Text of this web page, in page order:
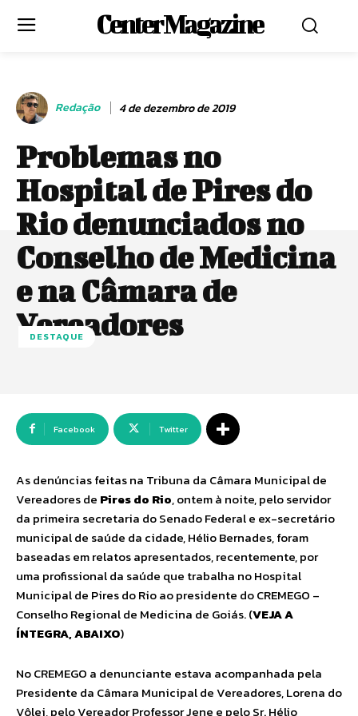
Center Magazine
Redação 4 de dezembro de 2019
Problemas no
Hospital de Pires do
Rio denunciados no
Conselho de Medicina
e na Câmara de
Vereadores
DESTAQUE
Facebook Twitter
As denúncias feitas na Tribuna da Câmara Municipal de
Vereadores de Pires do Rio, ontem à noite, pelo servidor
da primeira secretaria do Senado Federal e ex-secretário
municipal de saúde da cidade, Hélio Bernades, foram
baseadas em relatos apresentados, recentemente, por
uma profissional da saúde que trabalha no Hospital
Municipal de Pires do Rio ao presidente do CREMEGO –
Conselho Regional de Medicina de Goiás. (VEJA A
ÍNTEGRA, ABAIXO)
No CREMEGO a denunciante estava acompanhada pela
Presidente da Câmara Municipal de Vereadores, Lorena do
Vôlei, pelo Vereador Professor Jene e pelo Sr. Hélio